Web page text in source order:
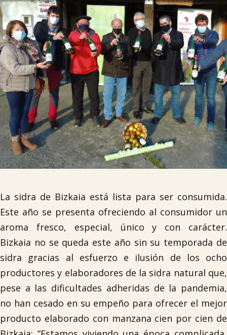
La sidra de Bizkaia está lista para ser consumida.
Este año se presenta ofreciendo al consumidor un
aroma fresco, especial, único y con carácter.
Bizkaia no se queda este año sin su temporada de
sidra gracias al esfuerzo e ilusión de los ocho
productores y elaboradores de la sidra natural que,
pese a las dificultades adheridas de la pandemia,
no han cesado en su empeño para ofrecer el mejor
producto elaborado con manzana cien por cien de